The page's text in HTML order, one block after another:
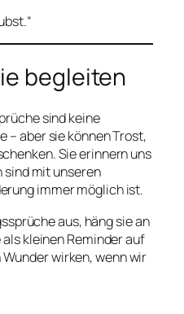
begleiten
sind keine
– aber sie können Trost,
Sie erinnern uns
sind mit unseren
immer möglich ist.
aus, häng sie an
kleinen Reminder auf
wirken, wenn wir